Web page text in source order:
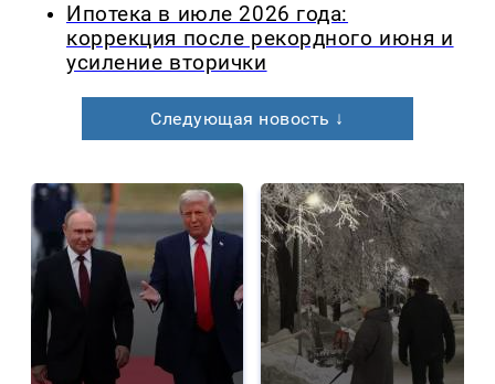
Ипотека в июле 2026 года:
коррекция после рекордного июня и
усиление вторички
Следующая новость ↓